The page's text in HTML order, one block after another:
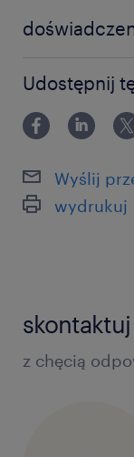
Udostępnij
Wyślij
wydrukuj
z chęcią